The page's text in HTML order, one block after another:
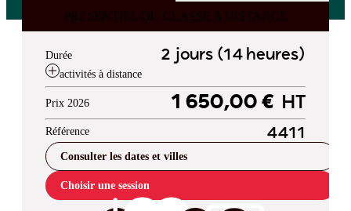
PRESENTIEL OU CLASSE A DISTANCE
Durée 2 jours (14 heures)
activités à distance
Prix 2026 1 650,00 € HT
Référence 4411
Consulter les dates et villes
Choisir une session